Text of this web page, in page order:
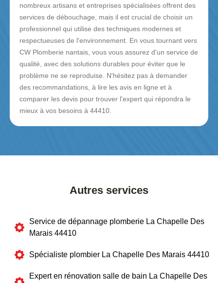
nombreux artisans et entreprises spécialisées offrent des
services de débouchage, mais il est crucial de choisir un
professionnel qui utilise des techniques modernes et
respectueuses de l'environnement. En vous tournant vers
CW Plomberie nantais, vous vous assurez d'un service de
qualité, avec des solutions durables pour éviter que le
problème ne se reproduise. N'hésitez pas à demander
des recommandations, à lire les avis en ligne et à
comparer les devis pour trouver l'expert qui répondra le
mieux à vos besoins à 44410.
Autres services
Service de dépannage plomberie La Chapelle Des
Marais 44410
Spécialiste plombier La Chapelle Des Marais 44410
Expert en rénovation salle de bain La Chapelle Des